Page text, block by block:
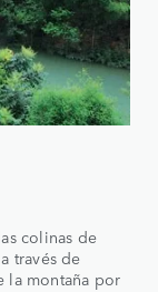
colinas de
través de
la montaña por